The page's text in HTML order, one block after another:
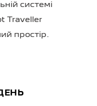
системі
Traveller
простір.